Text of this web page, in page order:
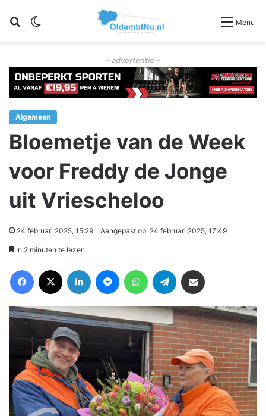
Zoeken Menu
- advertentie -
Algemeen
Bloemetje van de Week
voor Freddy de Jonge
uit Vriescheloo
24 februari 2025, 15:29 Aangepast op: 24 februari 2025, 17:49
In 2 minuten te lezen